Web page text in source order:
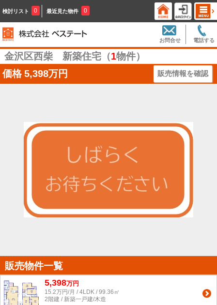
検討リスト 0 最近見た物件 0
電話する
お問合せ
金沢区西柴 新築住宅（1物件）
価格 5,398万円 販売情報を確認
販売物件一覧
5,398万円
15.2万円/月 / 4LDK / 99.36㎡
2階建 / 新築一戸建/木造